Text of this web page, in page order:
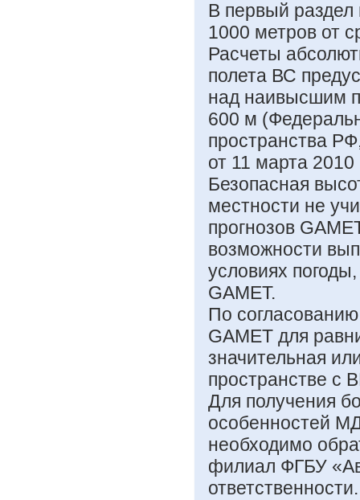
В первый раздел
1000 метров от
Расчеты
полета ВС
над наивысшим
600 м
пространства
от 11 марта
Безопасная
местности не
прогнозов
возможности
условиях
GAMET.
По
GAMET для
значительная
пространстве с
Для получения
особенностей
необходимо
филиал ФГБУ
ответственности.